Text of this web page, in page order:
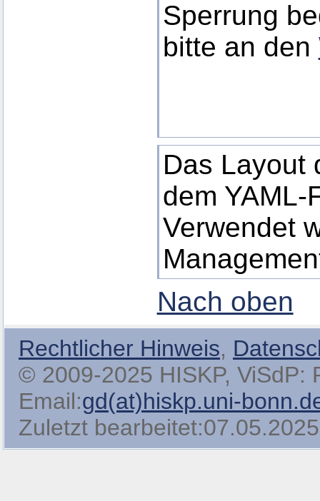
Sperrung
bitte an den
Das Layout
dem YAML-
Verwendet
Nach oben
Rechtlicher Hinweis,
© 2009-2025 HISKP, ViSdP:
Email:gd(at)hiskp.uni-
Zuletzt